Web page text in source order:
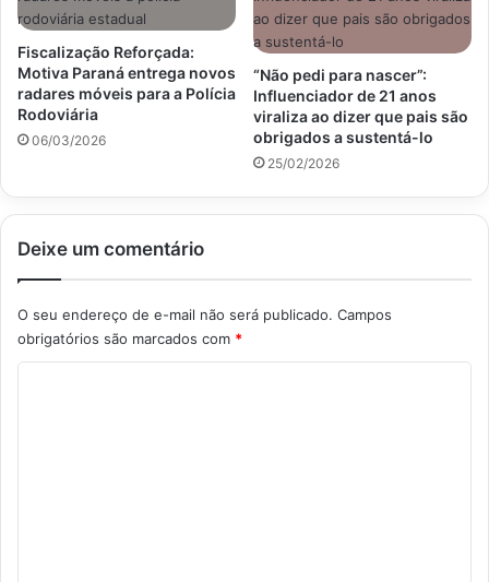
Fiscalização Reforçada:
Motiva Paraná entrega novos
radares móveis para a Polícia
Rodoviária
06/03/2026
“Não pedi para nascer”:
Influenciador de 21 anos
viraliza ao dizer que pais são
obrigados a sustentá-lo
25/02/2026
Deixe um comentário
O seu endereço de e-mail não será publicado. Campos
obrigatórios são marcados com *